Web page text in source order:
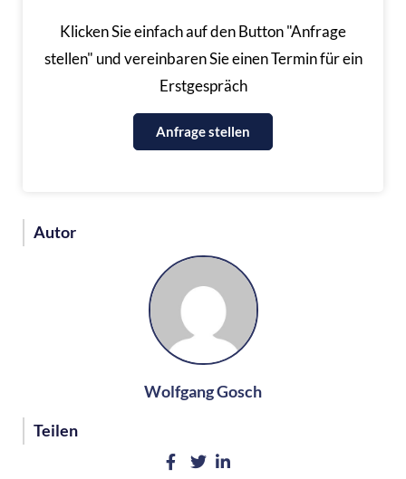
Klicken Sie einfach auf den Button "Anfrage
stellen" und vereinbaren Sie einen Termin für ein
Erstgespräch
Anfrage stellen
Autor
Wolfgang Gosch
Teilen